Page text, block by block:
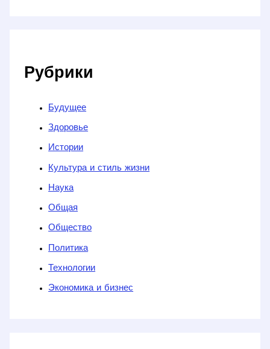
Рубрики
Будущее
Здоровье
Истории
Культура и стиль жизни
Наука
Общая
Общество
Политика
Технологии
Экономика и бизнес